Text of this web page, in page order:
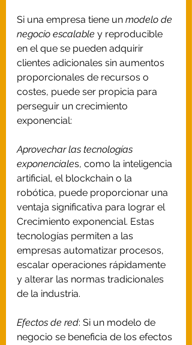
Si una empresa tiene un modelo de
negocio escalable y reproducible
en el que se pueden adquirir
clientes adicionales sin aumentos
proporcionales de recursos o
costes, puede ser propicia para
perseguir un crecimiento
exponencial:
Aprovechar las tecnologías
exponenciales, como la inteligencia
artificial, el blockchain o la
robótica, puede proporcionar una
ventaja significativa para lograr el
Crecimiento exponencial. Estas
tecnologías permiten a las
empresas automatizar procesos,
escalar operaciones rápidamente
y alterar las normas tradicionales
de la industria.
Efectos de red: Si un modelo de
negocio se beneficia de los efectos